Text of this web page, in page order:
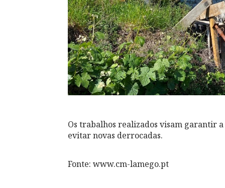
Os trabalhos realizados visam garantir
evitar novas derrocadas.
Fonte: www.cm-lamego.pt